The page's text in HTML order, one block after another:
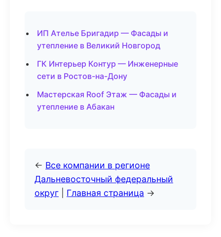
ИП Ателье Бригадир — Фасады и
утепление в Великий Новгород
ГК Интерьер Контур — Инженерные
сети в Ростов-на-Дону
Мастерская Roof Этаж — Фасады и
утепление в Абакан
← Все компании в регионе
Дальневосточный федеральный
округ
Главная страница →